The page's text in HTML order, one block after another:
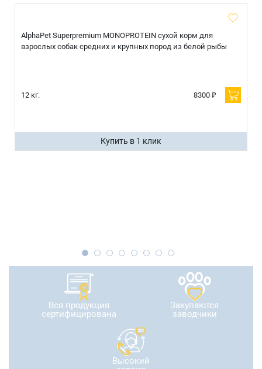
AlphaPet Superpremium MONOPROTEIN сухой корм для
взрослых собак средних и крупных пород из белой рыбы
12 кг. 8300 ₽
Купить в 1 клик
Вся продукция
сертифицирована
Закупаются
заводчики
Высокий